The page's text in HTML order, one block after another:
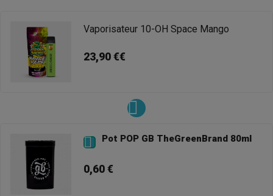
Vaporisateur 10-OH Space Mango
23,90 €€
 Pot POP GB TheGreenBrand 80ml
0,60 €